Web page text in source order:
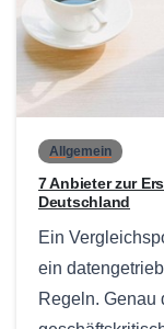
Allgemein
7 Anbieter zur
Deutschland
Ein
ein
Regeln. Genau